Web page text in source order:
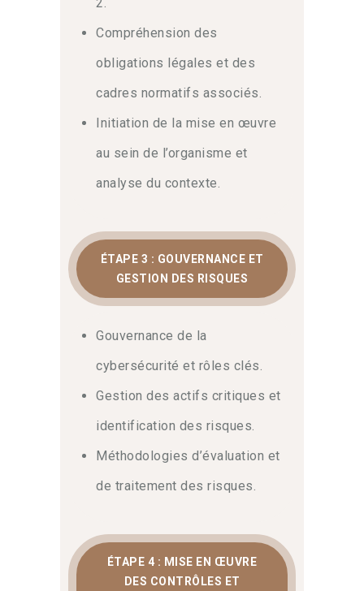
Compréhension des
obligations légales et des
cadres normatifs associés.
Initiation de la mise en œuvre
au sein de l’organisme et
analyse du contexte.
ÉTAPE 3 : GOUVERNANCE ET
GESTION DES RISQUES
Gouvernance de la
cybersécurité et rôles clés.
Gestion des actifs critiques et
identification des risques.
Méthodologies d’évaluation et
de traitement des risques.
ÉTAPE 4 : MISE EN ŒUVRE
DES CONTRÔLES ET